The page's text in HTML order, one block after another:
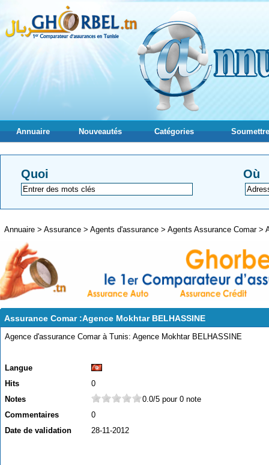
Annuaire Nouveautés Catégories
Quoi Où
Annuaire > Assurance > Agents d'assurance > Agents Assurance Comar>
Assurance Comar :Agence Mokhtar BELHASSINE
Agence d'assurance Comar à Tunis: Agence Mokhtar BELHASSINE
Langue
Hits
0
Notes
0.0/5 pour 0 note
Commentaires
0
Date de validation
28-11-2012